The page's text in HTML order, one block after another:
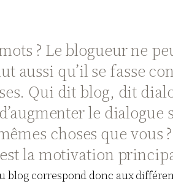
? Le blogueur ne
aussi qu’il se fasse
Qui dit blog, dit
le dialogue
choses que vous
la motivation
blog correspond donc aux